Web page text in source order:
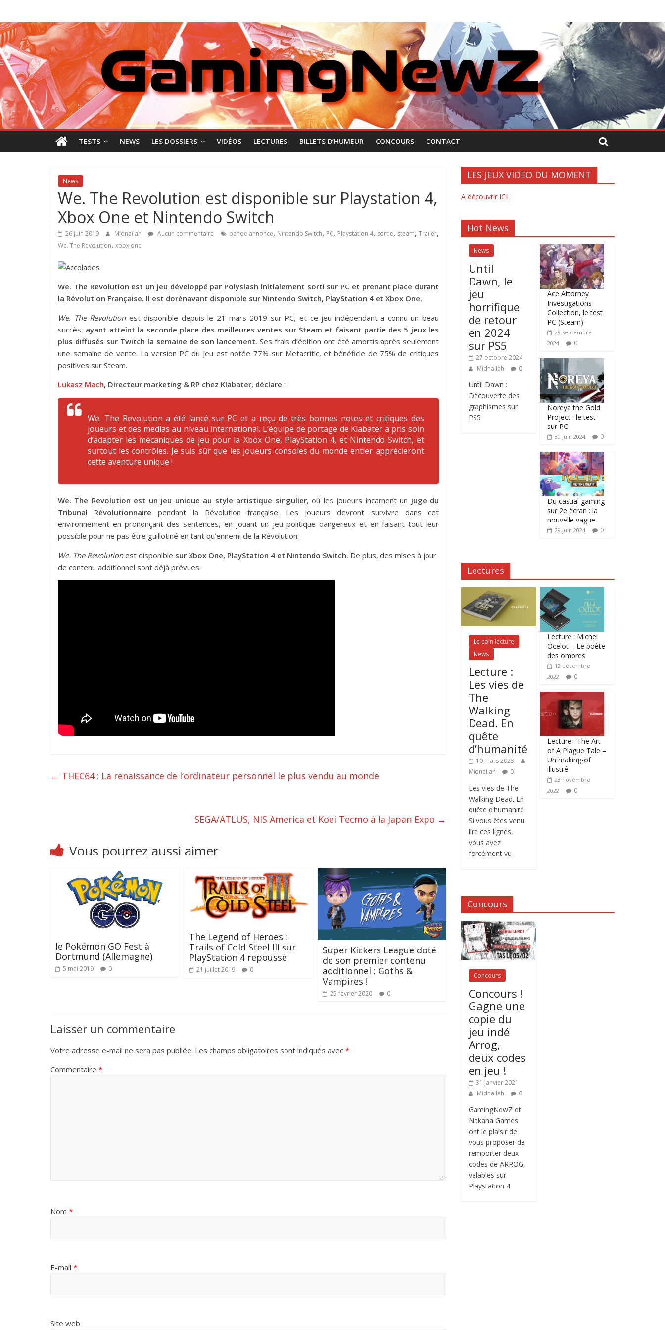
contenu
GamingNewZ
Tests
et
Actu
des
jeux
vidéo
TESTS NEWS LES DOSSIERS VIDÉOS LECTURES BILLETS D’HUMEUR CONCOURS CONTACT
News
We. The Revolution est disponible sur Playstation 4,
Xbox One et Nintendo Switch
26 juin 2019 Midnailah Aucun commentaire bande annonce, Nintendo Switch, PC, Playstation 4, sortie, steam, Trailer,
We. The Revolution, xbox one
We. The Revolution est un jeu développé par Polyslash initialement sorti sur PC et prenant place durant
la Révolution Française. Il est dorénavant disponible sur Nintendo Switch, PlayStation 4 et Xbox One.
We. The Revolutionest disponible depuis le 21 mars 2019 sur PC, et ce jeu indépendant a connu un beau
succès, ayant atteint la seconde place des meilleures ventes sur Steam et faisant partie des 5 jeux les
plus diffusés sur Twitch la semaine de son lancement. Ses frais d’édition ont été amortis après seulement
une semaine de vente. La version PC du jeu est notée 77% sur Metacritic, et bénéficie de 75% de critiques
positives sur Steam.
Lukasz Mach, Directeur marketing & RP chez Klabater, déclare :
We. The Revolution a été lancé sur PC et a reçu de très bonnes notes et critiques des
joueurs et des medias au niveau international. L’équipe de portage de Klabater a pris soin
d’adapter les mécaniques de jeu pour la Xbox One, PlayStation 4, et Nintendo Switch, et
surtout les contrôles. Je suis sûr que les joueurs consoles du monde entier apprécieront
cette aventure unique !
We. The Revolution est un jeu unique au style artistique singulier, où les joueurs incarnent un juge du
Tribunal Révolutionnaire pendant la Révolution française. Les joueurs devront survivre dans cet
environnement en prononçant des sentences, en jouant un jeu politique dangereux et en faisant tout leur
possible pour ne pas être guillotiné en tant qu’ennemi de la Révolution.
We. The Revolutionest disponible sur Xbox One, PlayStation 4 et Nintendo Switch. De plus, des mises à jour
de contenu additionnel sont déjà prévues.
← THEC64 : La renaissance de l’ordinateur personnel le plus vendu au monde
SEGA/ATLUS, NIS America et Koei Tecmo à la Japan Expo →
Vous pourrez aussi aimer
le Pokémon GO Fest à
Dortmund (Allemagne)
5 mai 2019 0
The Legend of Heroes :
Trails of Cold Steel III sur
PlayStation 4 repoussé
21 juillet 2019 0
Super Kickers League doté
de son premier contenu
additionnel : Goths &
Vampires !
25 février 2020 0
Laisser un commentaire
Votre adresse e-mail ne sera pas publiée. Les champs obligatoires sont indiqués avec *
Commentaire *
Nom *
E-mail *
Site web
LES JEUX VIDEO DU MOMENT
A découvrir ICI
Hot News
News
Until
Dawn, le
jeu
horrifique
de retour
en 2024
sur PS5
27 octobre 2024
Midnailah
0
Until Dawn :
Découverte des
graphismes sur
PS5
Ace Attorney
Investigations
Collection, le test
PC (Steam)
29 septembre
2024
0
Noreya the Gold
Project : le test
sur PC
30 juin 2024 0
Du casual gaming
sur 2e écran : la
nouvelle vague
29 juin 2024 0
Lectures
Le coin lecture
News
Lecture :
Les vies de
The
Walking
Dead. En
quête
d’humanité
10 mars 2023
Midnailah
0
Les vies de The
Walking Dead. En
quête d’humanité
Si vous êtes venu
lire ces lignes,
vous avez
forcément vu
Lecture : Michel
Ocelot – Le poète
des ombres
12 décembre
2022
0
Lecture : The Art
of A Plague Tale –
Un making-of
illustré
23 novembre
2022
0
Concours
Concours
Concours !
Gagne une
copie du
jeu indé
Arrog,
deux codes
en jeu !
31 janvier 2021
Midnailah
0
GamingNewZ et
Nakana Games
ont le plaisir de
vous proposer de
remporter deux
codes de ARROG,
valables sur
Playstation 4